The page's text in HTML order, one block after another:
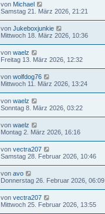
von Michael
Samstag 21. März 2026, 21:21
von Jukeboxjunkie
Mittwoch 18. März 2026, 10:36
von waelz
Freitag 13. März 2026, 12:32
von wolfdog76
Mittwoch 11. März 2026, 13:24
von waelz
Sonntag 8. März 2026, 03:22
von waelz
Montag 2. März 2026, 16:16
von vectra207
Samstag 28. Februar 2026, 10:46
von avo
Donnerstag 26. Februar 2026, 06:09
von vectra207
Mittwoch 25. Februar 2026, 13:55